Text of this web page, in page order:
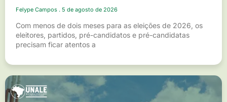
Felype Campos 5 de agosto de 2026
Com menos de dois meses para as eleições de 2026, os
eleitores, partidos, pré-candidatos e pré-candidatas
precisam ficar atentos a